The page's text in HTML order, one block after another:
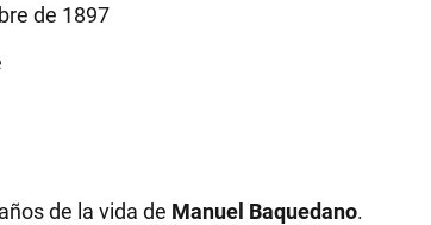
de 1897
de la vida de Manuel Baquedano.